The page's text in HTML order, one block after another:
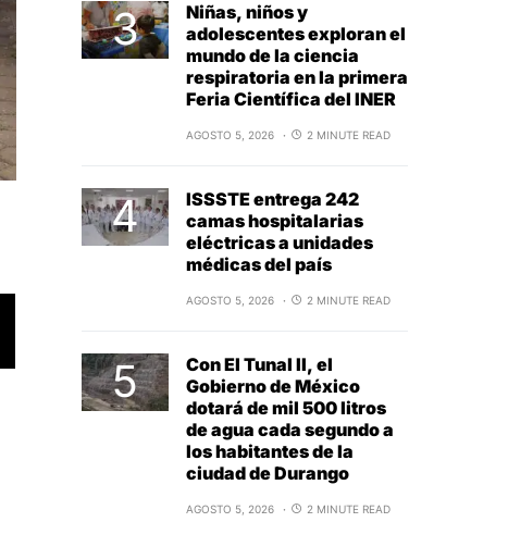
Niñas, niños y
adolescentes exploran el
mundo de la ciencia
respiratoria en la primera
Feria Científica del INER
AGOSTO 5, 2026 2 MINUTE READ
ISSSTE entrega 242
camas hospitalarias
eléctricas a unidades
médicas del país
AGOSTO 5, 2026 2 MINUTE READ
Con El Tunal II, el
Gobierno de México
dotará de mil 500 litros
de agua cada segundo a
los habitantes de la
ciudad de Durango
AGOSTO 5, 2026 2 MINUTE READ